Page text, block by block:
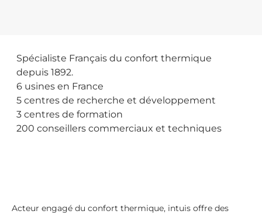
Spécialiste Français du confort thermique
depuis 1892.
6 usines en France
5 centres de recherche et développement
3 centres de formation
200 conseillers commerciaux et techniques
Acteur engagé du confort thermique, intuis offre des